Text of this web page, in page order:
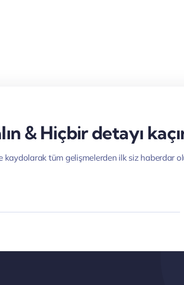
& Hiçbir detayı
kaydolarak tüm gelişmelerden ilk siz haberdar